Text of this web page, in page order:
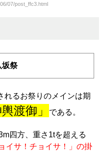
07/post_ffc3.html
祭
れるお祭りのメインは期
輿渡御」 である。
四方、重さ1tを超える
イサ！チョイサ！」の掛